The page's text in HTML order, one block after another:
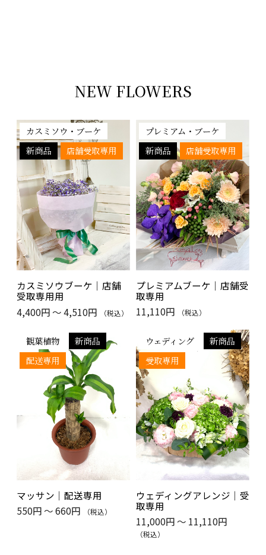
NEW FLOWERS
カスミソウ・ブーケ
新商品
店舗受取専用
カスミソウブーケ｜店舗
受取専用用
4,400円 ～ 4,510円
（税込）
プレミアム・ブーケ
新商品
店舗受取専用
プレミアムブーケ｜店舗受
取専用
11,110円
（税込）
観葉植物
新商品
配送専用
マッサン｜配送専用
550円 ～ 660円
（税込）
ウェディング
新商品
受取専用
ウェディングアレンジ｜受
取専用
11,000円 ～ 11,110円
（税込）